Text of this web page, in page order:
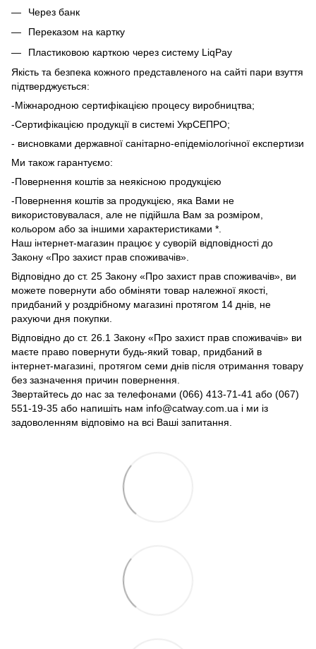
Через банк
Переказом на картку
Пластиковою карткою через систему LiqPay
Якість та безпека кожного представленого на сайті пари взуття
підтверджується:
-Міжнародною сертифікацією процесу виробництва;
-Сертифікацією продукції в системі УкрСЕПРО;
- висновками державної санітарно-епідеміологічної експертизи
Ми також гарантуємо:
-Повернення коштів за неякісною продукцією
-Повернення коштів за продукцією, яка Вами не
використовувалася, але не підійшла Вам за розміром,
кольором або за іншими характеристиками *.
Наш інтернет-магазин працює у суворій відповідності до
Закону «Про захист прав споживачів».
Відповідно до ст. 25 Закону «Про захист прав споживачів», ви
можете повернути або обміняти товар належної якості,
придбаний у роздрібному магазині протягом 14 днів, не
рахуючи дня покупки.
Відповідно до ст. 26.1 Закону «Про захист прав споживачів» ви
маєте право повернути будь-який товар, придбаний в
інтернет-магазині, протягом семи днів після отримання товару
без зазначення причин повернення.
Звертайтесь до нас за телефонами (066) 413-71-41 або (067)
551-19-35 або напишіть нам info@catway.com.ua і ми із
задоволенням відповімо на всі Ваші запитання.